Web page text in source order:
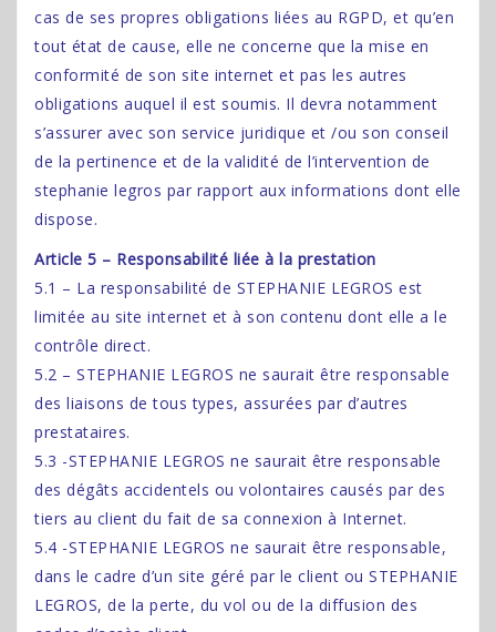
cas de ses propres obligations liées au RGPD, et qu’en
tout état de cause, elle ne concerne que la mise en
conformité de son site internet et pas les autres
obligations auquel il est soumis. Il devra notamment
s’assurer avec son service juridique et /ou son conseil
de la pertinence et de la validité de l’intervention de
stephanie legros par rapport aux informations dont elle
dispose.
Article 5 – Responsabilité liée à la prestation
5.1 – La responsabilité de STEPHANIE LEGROS est
limitée au site internet et à son contenu dont elle a le
contrôle direct.
5.2 – STEPHANIE LEGROS ne saurait être responsable
des liaisons de tous types, assurées par d’autres
prestataires.
5.3 -STEPHANIE LEGROS ne saurait être responsable
des dégâts accidentels ou volontaires causés par des
tiers au client du fait de sa connexion à Internet.
5.4 -STEPHANIE LEGROS ne saurait être responsable,
dans le cadre d’un site géré par le client ou STEPHANIE
LEGROS, de la perte, du vol ou de la diffusion des